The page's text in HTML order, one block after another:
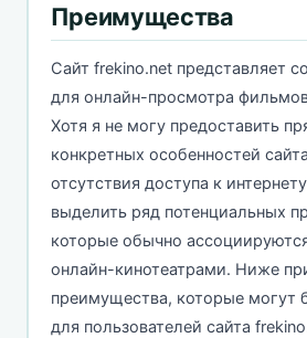
Преимущества
Сайт frekino.net представляет
для онлайн-просмотра
Хотя я не могу предоставить
конкретных особенностей
отсутствия доступа к
выделить ряд потенциальных
которые обычно
онлайн-кинотеатрами. Ниже
преимущества, которые могут
для пользователей сайта